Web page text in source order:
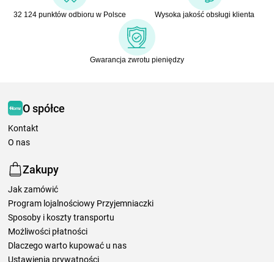
32 124 punktów odbioru w Polsce Wysoka jakość obsługi klienta
Gwarancja zwrotu pieniędzy
O spółce
Kontakt
O nas
Zakupy
Jak zamówić
Program lojalnościowy Przyjemniaczki
Sposoby i koszty transportu
Możliwości płatności
Dlaczego warto kupować u nas
Ustawienia prywatności